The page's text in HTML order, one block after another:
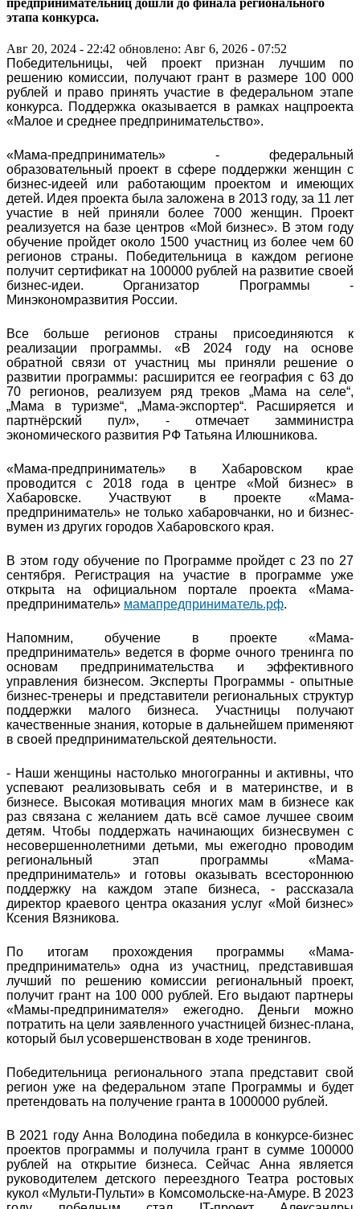
этапа конкурса.
Авг 20, 2024 - 22:42 обновлено: Авг 6, 2026 - 07:52
Победительницы, чей проект признан лучшим по
решению комиссии, получают грант в размере 100 000
рублей и право принять участие в федеральном этапе
конкурса. Поддержка оказывается в рамках нацпроекта
«Малое и среднее предпринимательство».
«Мама-предприниматель» - федеральный
образовательный проект в сфере поддержки женщин с
бизнес-идеей или работающим проектом и имеющих
детей. Идея проекта была заложена в 2013 году, за 11 лет
участие в ней приняли более 7000 женщин. Проект
реализуется на базе центров «Мой бизнес». В этом году
обучение пройдет около 1500 участниц из более чем 60
регионов страны. Победительница в каждом регионе
получит сертификат на 100000 рублей на развитие своей
бизнес-идеи. Организатор Программы -
Минэкономразвития России.
Все больше регионов страны присоединяются к
реализации программы. «В 2024 году на основе
обратной связи от участниц мы приняли решение о
развитии программы: расширится ее география с 63 до
70 регионов, реализуем ряд треков „Мама на селе“,
„Мама в туризме“, „Мама-экспортер“. Расширяется и
партнёрский пул», - отмечает замминистра
экономического развития РФ Татьяна Илюшникова.
«Мама-предприниматель» в Хабаровском крае
проводится с 2018 года в центре «Мой бизнес» в
Хабаровске. Участвуют в проекте «Мама-
предприниматель» не только хабаровчанки, но и бизнес-
вумен из других городов Хабаровского края.
В этом году обучение по Программе пройдет с 23 по 27
сентября. Регистрация на участие в программе уже
открыта на официальном портале проекта «Мама-
предприниматель» мамапредприниматель.рф.
Напомним, обучение в проекте «Мама-
предприниматель» ведется в форме очного тренинга по
основам предпринимательства и эффективного
управления бизнесом. Эксперты Программы - опытные
бизнес-тренеры и представители региональных структур
поддержки малого бизнеса. Участницы получают
качественные знания, которые в дальнейшем применяют
в своей предпринимательской деятельности.
- Наши женщины настолько многогранны и активны, что
успевают реализовывать себя и в материнстве, и в
бизнесе. Высокая мотивация многих мам в бизнесе как
раз связана с желанием дать всё самое лучшее своим
детям. Чтобы поддержать начинающих бизнесвумен с
несовершеннолетними детьми, мы ежегодно проводим
региональный этап программы «Мама-
предприниматель» и готовы оказывать всестороннюю
поддержку на каждом этапе бизнеса, - рассказала
директор краевого центра оказания услуг «Мой бизнес»
Ксения Вязникова.
По итогам прохождения программы «Мама-
предприниматель» одна из участниц, представившая
лучший по решению комиссии региональный проект,
получит грант на 100 000 рублей. Его выдают партнеры
«Мамы-предпринимателя» ежегодно. Деньги можно
потратить на цели заявленного участницей бизнес-плана,
который был усовершенствован в ходе тренингов.
Победительница регионального этапа представит свой
регион уже на федеральном этапе Программы и будет
претендовать на получение гранта в 1000000 рублей.
В 2021 году Анна Володина победила в конкурсе-бизнес
проектов программы и получила грант в сумме 100000
рублей на открытие бизнеса. Сейчас Анна является
руководителем детского переездного Театра ростовых
кукол «Мульти-Пульти» в Комсомольске-на-Амуре. В 2023